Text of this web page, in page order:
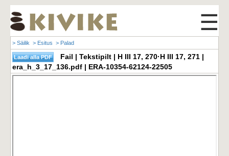
☰
> Säilik > Esitus > Palad
Fail | Tekstipilt | H III 17, 270·H III 17, 271 |
era_h_3_17_136.pdf | ERA-10354-62124-22505